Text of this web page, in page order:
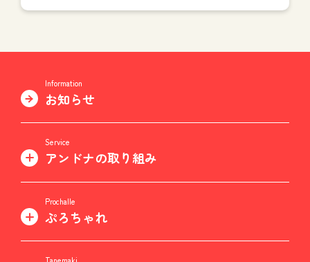
Information
お知らせ
Service
アンドナの取り組み
Prochalle
ぷろちゃれ